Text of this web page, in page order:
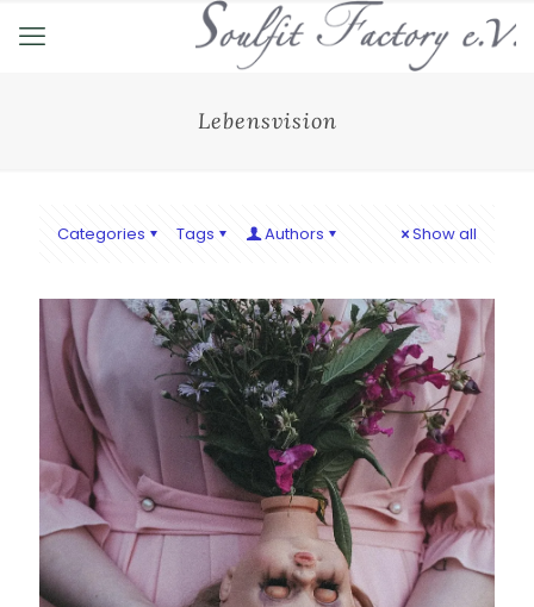
Lebensvision
Categories Tags Authors Show all